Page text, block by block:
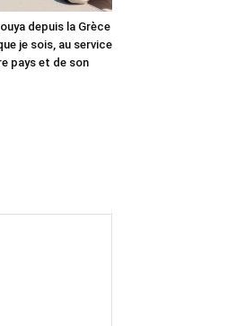
depuis la Grèce
je sois, au service
pays et de son